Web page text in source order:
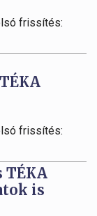
frissítés:
frissítés:
TÉKA
is